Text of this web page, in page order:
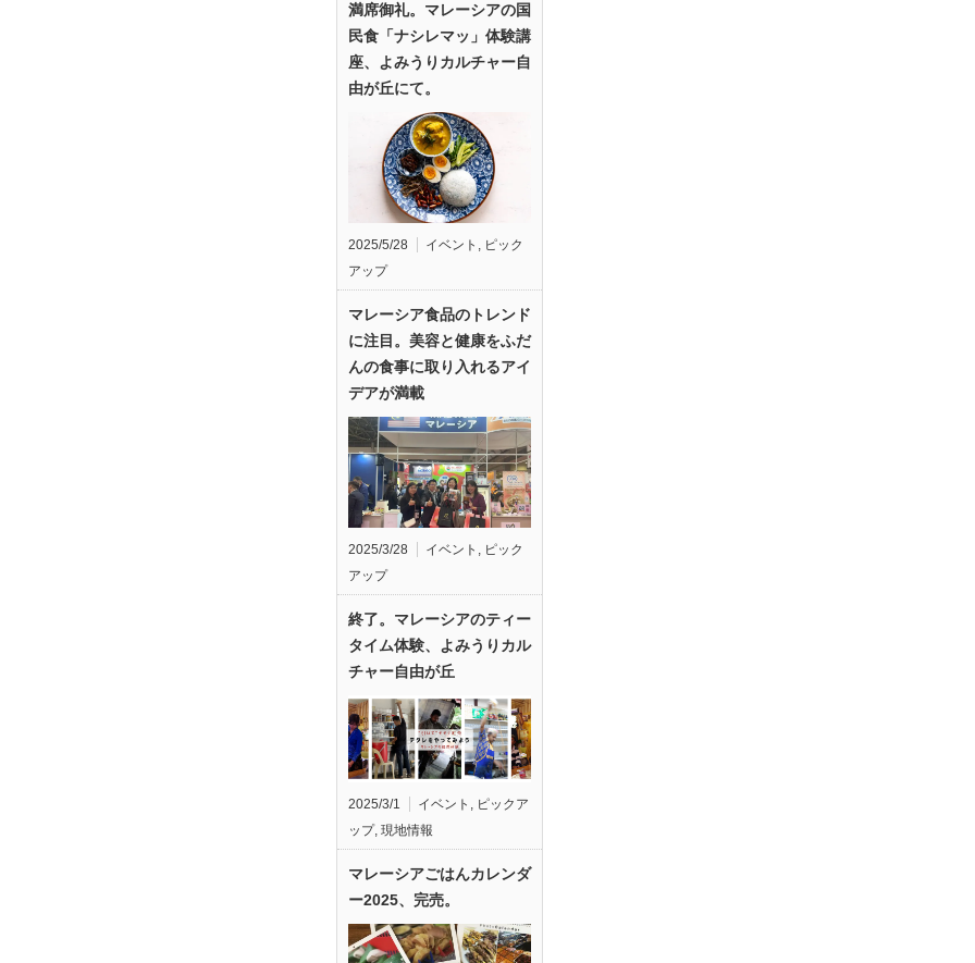
満席御礼。マレーシアの国
民食「ナシレマッ」体験講
座、よみうりカルチャー自
由が丘にて。
2025/5/28 イベント , ピック
アップ
マレーシア食品のトレンド
に注目。美容と健康をふだ
んの食事に取り入れるアイ
デアが満載
2025/3/28 イベント
ピック
アップ
終了。マレーシアのティー
タイム体験、よみうりカル
チャー自由が丘
2025/3/1 イベント , ピックア
ップ, 現地情報
マレーシアごはんカレンダ
ー2025、完売。